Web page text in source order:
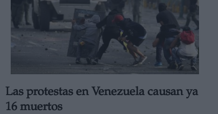
Las protestas en Venezuela causan ya
16 muertos